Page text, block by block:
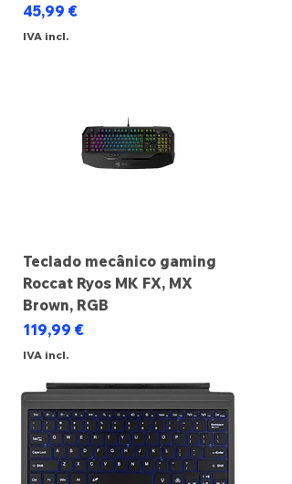
Preço
45,99 €
IVA incl.
Teclado mecânico gaming
Roccat Ryos MK FX, MX
Brown, RGB
Preço
119,99 €
IVA incl.